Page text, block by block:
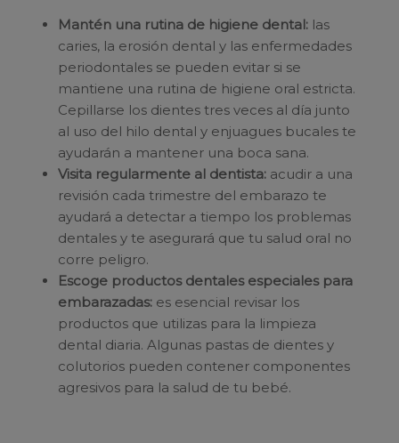
Mantén una rutina de higiene dental: las
caries, la erosión dental y las enfermedades
periodontales se pueden evitar si se
mantiene una rutina de higiene oral estricta.
Cepillarse los dientes tres veces al día junto
al uso del hilo dental y enjuagues bucales te
ayudarán a mantener una boca sana.
Visita regularmente al dentista: acudir a una
revisión cada trimestre del embarazo te
ayudará a detectar a tiempo los problemas
dentales y te asegurará que tu salud oral no
corre peligro.
Escoge productos dentales especiales para
embarazadas: es esencial revisar los
productos que utilizas para la limpieza
dental diaria. Algunas pastas de dientes y
colutorios pueden contener componentes
agresivos para la salud de tu bebé.